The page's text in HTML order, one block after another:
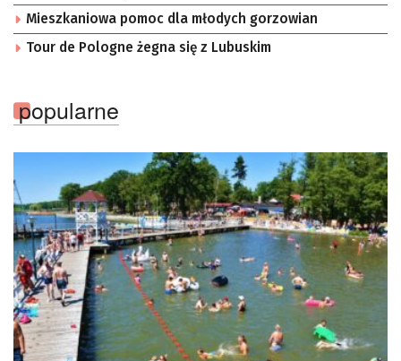
Mieszkaniowa pomoc dla młodych gorzowian
Tour de Pologne żegna się z Lubuskim
popularne